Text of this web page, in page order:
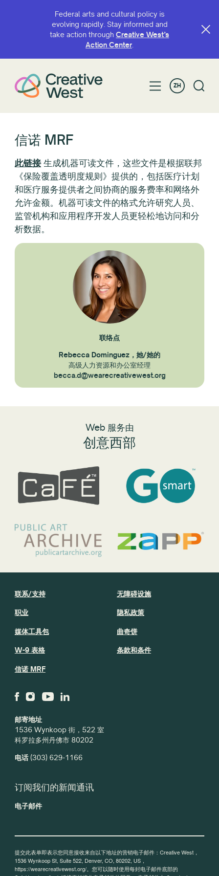
Federal arts and cultural policy is
evolving rapidly. Stay informed and
take action through Creative West’s
Action Center.
ZH
信诺 MRF
此链接生成机器可读文件，这些文件是根据联邦
《保险覆盖透明度规则》提供的，包括医疗计划
和医疗服务提供者之间协商的服务费率和网络外
允许金额。机器可读文件的格式允许研究人员、
监管机构和应用程序开发人员更轻松地访问和分
析数据。
联络点
Rebecca Dominguez，她/她的
高级人力资源和办公室经理
becca.d@wearecreativewest.org
Web 服务由
创意西部
邮寄地址
1536 Wynkoop 街，522 室
科罗拉多州丹佛市 80202
电话(303) 629-1166
联系/支持
职业
媒体工具包
W-9 表格
信诺 MRF
无障碍设施
隐私政策
曲奇饼
条款和条件
订阅我们的新闻通讯
电子邮件
提交此表单即表示您同意接收来自以下地址的营销电子邮件：Creative West，
1536 Wynkoop St, Suite 522, Denver, CO, 80202, US，
https://wearecreativewest.org/。您可以随时使用每封电子邮件底部的